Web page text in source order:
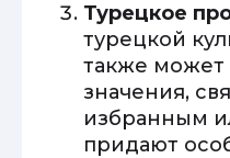
Турецкое
турецкой
также может
значения,
избранным
придают